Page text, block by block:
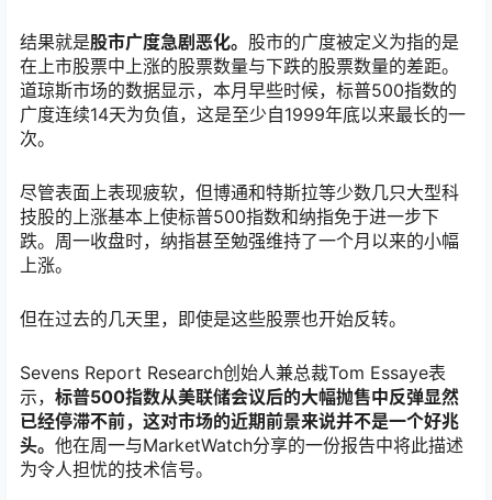
结果就是股市广度急剧恶化。 股市的广度被定义为指的是
在上市股票中上涨的股票数量与下跌的股票数量的差距。
道琼斯市场的数据显示，本月早些时候，标普500指数的
广度连续14天为负值，这是至少自1999年底以来最长的一
次。
尽管表面上表现疲软，但博通和特斯拉等少数几只大型科
技股的上涨基本上使标普500指数和纳指免于进一步下
跌。周一收盘时，纳指甚至勉强维持了一个月以来的小幅
上涨。
但在过去的几天里，即使是这些股票也开始反转。
Sevens Report Research创始人兼总裁Tom Essaye表
示， 标普500指数从美联储会议后的大幅抛售中反弹显然
已经停滞不前，这对市场的近期前景来说并不是一个好兆
头。 他在周一与MarketWatch分享的一份报告中将此描述
为令人担忧的技术信号。